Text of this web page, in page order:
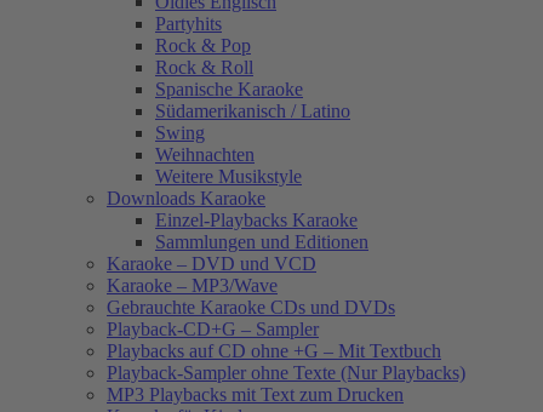
Partyhits
Rock & Pop
Rock & Roll
Spanische Karaoke
Südamerikanisch / Latino
Swing
Weihnachten
Weitere Musikstyle
Downloads Karaoke
Einzel-Playbacks Karaoke
Sammlungen und Editionen
Karaoke – DVD und VCD
Karaoke – MP3/Wave
Gebrauchte Karaoke CDs und DVDs
Playback-CD+G – Sampler
Playbacks auf CD ohne +G – Mit Textbuch
Playback-Sampler ohne Texte (Nur Playbacks)
MP3 Playbacks mit Text zum Drucken